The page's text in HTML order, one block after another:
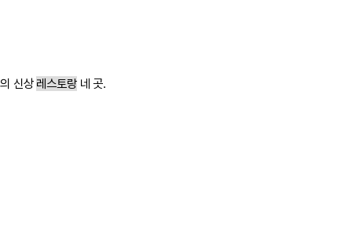
신상 레스토랑네 곳.